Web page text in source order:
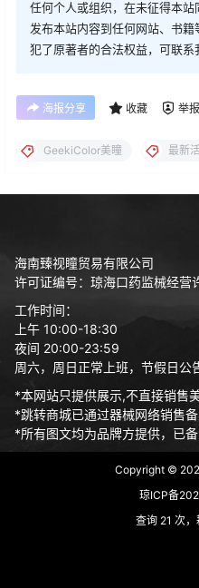
任何个人或组织，在未征得本站
发布本站内容到任何网站、书
犯了原著者的合法权益，可联系
海报分享 收藏 举报
GeekiColor美瞳 最新
海南臻视瞳贸易有限公司
许可证编号：琼海口药监械经营
工作时间：
上午 10:00-18:30
夜间 20:00-23:59
周六，周日正常上班，节假日公
*本网站只提供展示,不直接销售
*跳转商城已通过器械网络销售
*所有图文均为品牌方提供，已
Copyright ©
琼ICP备
查询 21 次